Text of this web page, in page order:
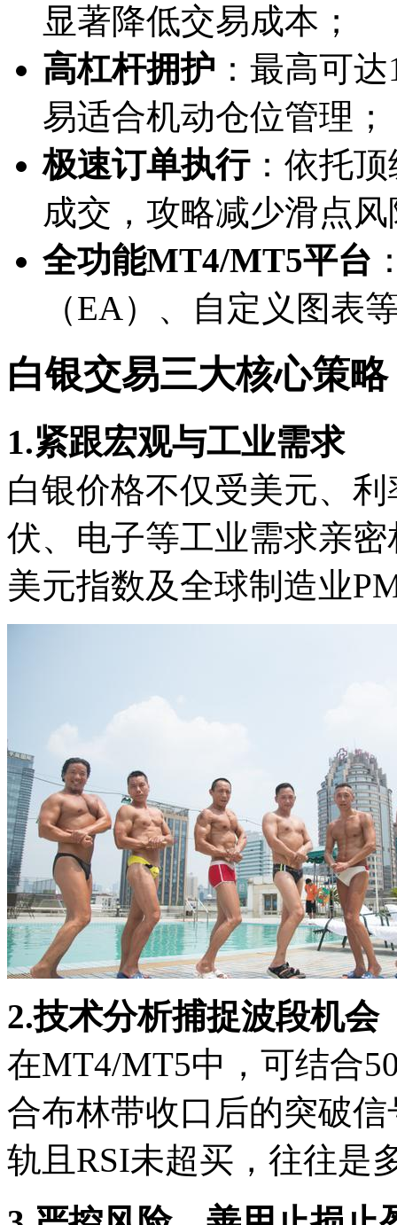
显著降低交易成本；
高杠杆拥护 ：最高可
易适合机动仓位管理；
极速订单执行：依托
成交，攻略减少滑点
全功能MT4/MT5平台
（EA）、自定义图表
白银交易三大核心策略
1.紧跟宏观与工业需求
白银价格不仅受美元、
伏、电子等工业需求亲
美元指数及全球制造业
2.技术分析捕捉波段机会
在MT4/MT5中，可结合
合布林带收口后的突破
轨且RSI未超买，往往是